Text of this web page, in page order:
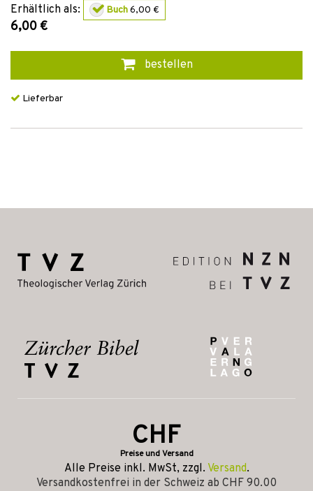
Erhältlich als: Buch6,00 €
6,00 €
bestellen
Lieferbar
CHF
Preise und Versand
Alle Preise inkl. MwSt, zzgl. Versand.
Versandkostenfrei in der Schweiz ab CHF 90.00